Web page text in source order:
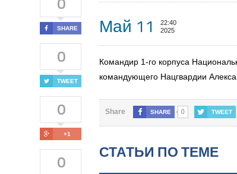
SHARE
0
TWEET
0
+1
0
Май 11
22:40
2025
Командир 1-го корпуса
командующего Нацгвардии
Share SHARE 0 TWEET
СТАТЬИ ПО ТЕМЕ